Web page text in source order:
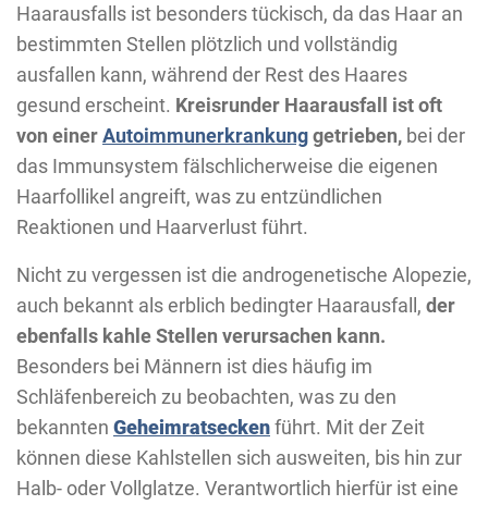
Haarausfalls ist besonders tückisch, da das Haar an
bestimmten Stellen plötzlich und vollständig
ausfallen kann, während der Rest des Haares
gesund erscheint. Kreisrunder Haarausfall ist oft
von einerAutoimmunerkrankunggetrieben, bei der
das Immunsystem fälschlicherweise die eigenen
Haarfollikel angreift, was zu entzündlichen
Reaktionen und Haarverlust führt.
Nicht zu vergessen ist die androgenetische Alopezie,
auch bekannt als erblich bedingter Haarausfall, der
ebenfalls kahle Stellen verursachen kann.
Besonders bei Männern ist dies häufig im
Schläfenbereich zu beobachten, was zu den
bekannten Geheimratseckenführt. Mit der Zeit
können diese Kahlstellen sich ausweiten, bis hin zur
Halb- oder Vollglatze. Verantwortlich hierfür ist eine